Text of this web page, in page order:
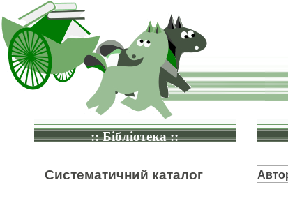
:: Бібліотека ::
Систематичний каталог